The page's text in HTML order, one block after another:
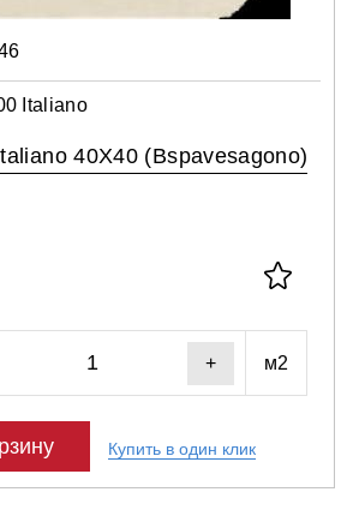
Italiano
40X40 (Bspavesagono)
+ м2
Купить в один клик